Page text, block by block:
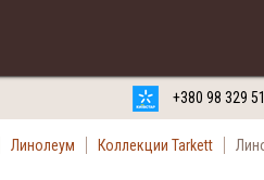
+380 98 329
Линолеум Коллекции Tarkett